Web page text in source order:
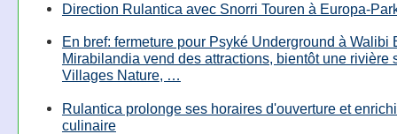
Direction Rulantica avec Snorri Touren à Europa-
En bref: fermeture pour Psyké Underground à Walibi
Mirabilandia vend des attractions, bientôt une rivière
Villages Nature, …
Rulantica prolonge ses horaires d'ouverture et
culinaire